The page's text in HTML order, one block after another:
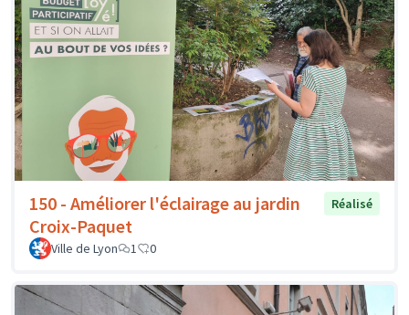
150 - Améliorer l'éclairage au jardin
Croix-Paquet
Réalisé
Ville de Lyon 1 0